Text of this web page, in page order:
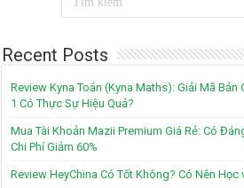
Recent Posts
Review Kyna Toán (Kyna Maths): Giải Mã Bản
1 Có Thực Sự Hiệu Quả?
Mua Tài Khoản Mazii Premium Giá Rẻ: Có
Chi Phí Giảm 60%
Review HeyChina Có Tốt Không? Có Nên Học